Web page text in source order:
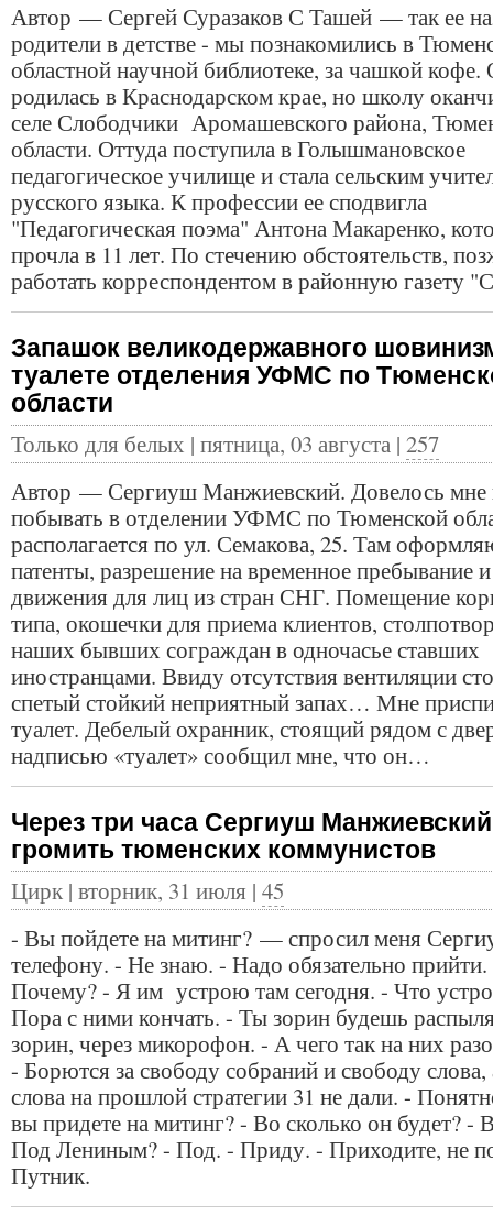
Автор — Сергей Суразаков С Ташей — так ее
родители в детстве - мы познакомились в
областной научной библиотеке, за чашкой кофе.
родилась в Краснодарском крае, но школу
селе Слободчики Аромашевского района,
области. Оттуда поступила в Голышмановское
педагогическое училище и стала сельским
русского языка. К профессии ее сподвигла
"Педагогическая поэма" Антона Макаренко,
прочла в 11 лет. По стечению обстоятельств,
работать корреспондентом в районную газету
Запашок великодержавного
туалете отделения УФМС по
области
Только для белых | пятница, 03 августа | 257
Автор — Сергиуш Манжиевский. Довелось мне
побывать в отделении УФМС по Тюменской
располагается по ул. Семакова, 25. Там
патенты, разрешение на временное пребывание
движения для лиц из стран СНГ. Помещение
типа, окошечки для приема клиентов,
наших бывших сограждан в одночасье ставших
иностранцами. Ввиду отсутствия вентиляции
спетый стойкий неприятный запах… Мне
туалет. Дебелый охранник, стоящий рядом с
надписью «туалет» сообщил мне, что он…
Через три часа Сергиуш
громить тюменских коммунистов
Цирк | вторник, 31 июля | 45
- Вы пойдете на митинг? — спросил меня
телефону. - Не знаю. - Надо обязательно прийти.
Почему? - Я им устрою там сегодня. - Что
Пора с ними кончать. - Ты зорин будешь
зорин, через микорофон. - А чего так на них
- Борются за свободу собраний и свободу слова,
слова на прошлой стратегии 31 не дали. -
вы придете на митинг? - Во сколько он будет? -
Под Лениным? - Под. - Приду. - Приходите, не
Путник.